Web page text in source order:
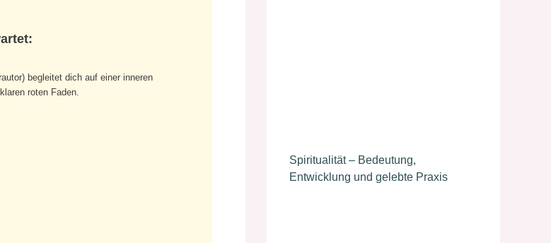
begleitet dich auf einer inneren
roten Faden.
Spiritualität – Bedeutung,
Entwicklung und gelebte Praxis